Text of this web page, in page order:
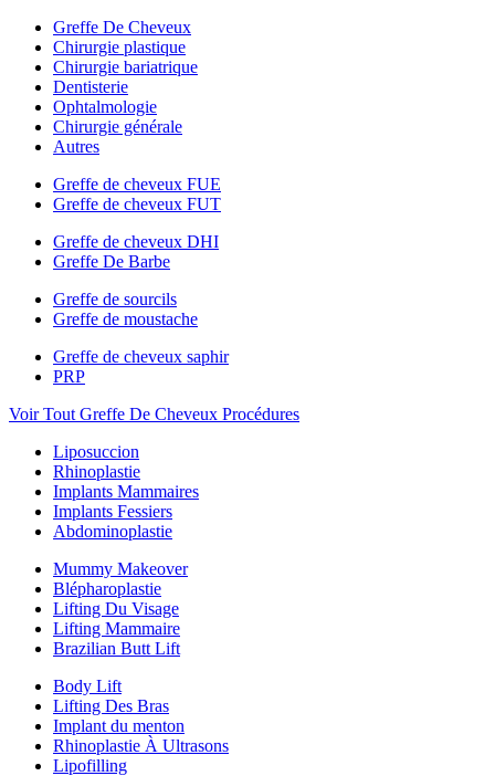
Greffe De Cheveux
Chirurgie plastique
Chirurgie bariatrique
Dentisterie
Ophtalmologie
Chirurgie générale
Autres
Greffe de cheveux FUE
Greffe de cheveux FUT
Greffe de cheveux DHI
Greffe De Barbe
Greffe de sourcils
Greffe de moustache
Greffe de cheveux saphir
PRP
Voir Tout Greffe De Cheveux Procédures
Liposuccion
Rhinoplastie
Implants Mammaires
Implants Fessiers
Abdominoplastie
Mummy Makeover
Blépharoplastie
Lifting Du Visage
Lifting Mammaire
Brazilian Butt Lift
Body Lift
Lifting Des Bras
Implant du menton
Rhinoplastie À Ultrasons
Lipofilling